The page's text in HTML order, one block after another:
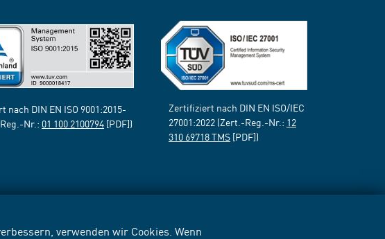
verwenden wir Cookies. Wenn
nach DIN EN ISO 9001:2015-
Nr.: 01 100 2100794 [PDF])
Zertifiziert nach DIN EN ISO/IEC
27001:2022 (Zert.-Reg.-Nr.: 12
310 69718 TMS [PDF])